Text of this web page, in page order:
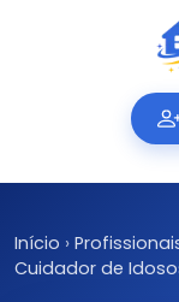
Início ›
Cuidador de